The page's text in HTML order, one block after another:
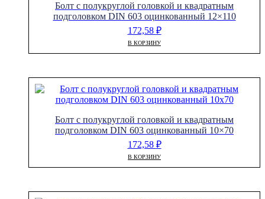
Болт с полукруглой головкой и квадратным
подголовком DIN 603 оцинкованный 12×110
172,58 ₽
В КОРЗИНУ
Болт с полукруглой головкой и квадратным
подголовком DIN 603 оцинкованный 10×70
172,58 ₽
В КОРЗИНУ